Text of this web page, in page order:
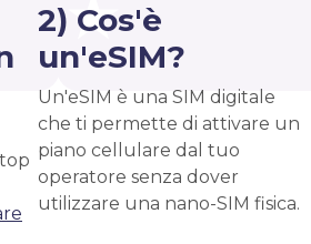
2) Cos'è
un'eSIM?
Un'eSIM è una SIM digitale
che ti permette di attivare un
piano cellulare dal tuo
operatore senza dover
utilizzare una nano-SIM fisica.